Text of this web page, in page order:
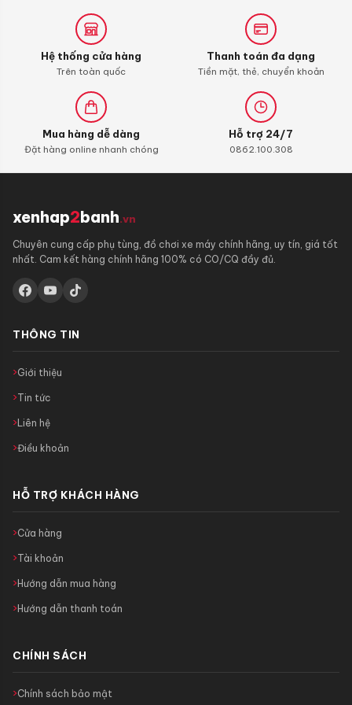
Hệ thống cửa hàng
Trên toàn quốc
Thanh toán đa dạng
Tiền mặt, thẻ, chuyển khoản
Mua hàng dễ dàng
Đặt hàng online nhanh chóng
Hỗ trợ 24/7
0862.100.308
xenhap2banh.vn
Chuyên cung cấp phụ tùng, đồ chơi xe máy chính hãng, uy tín, giá tốt
nhất. Cam kết hàng chính hãng 100% có CO/CQ đầy đủ.
THÔNG TIN
Giới thiệu
Tin tức
Liên hệ
Điều khoản
HỖ TRỢ KHÁCH HÀNG
Cửa hàng
Tài khoản
Hướng dẫn mua hàng
Hướng dẫn thanh toán
CHÍNH SÁCH
Chính sách bảo mật